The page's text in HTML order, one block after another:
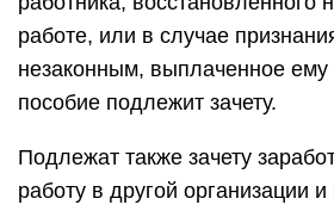
работе, или в случае
незаконным, выплаченное
пособие подлежит зачету.
Подлежат также зачету
работу в другой организации